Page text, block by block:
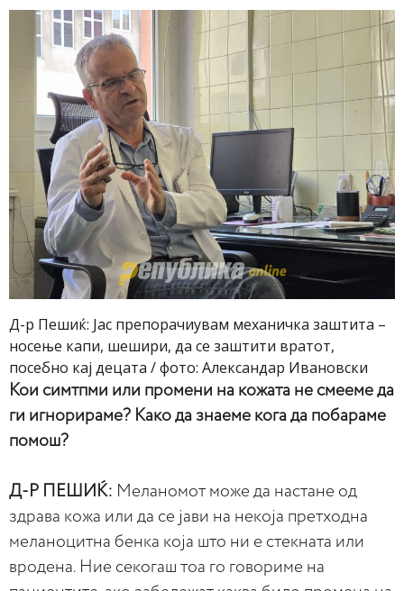
Д-р Пешиќ: Јас препорачиувам механичка заштита –
носење капи, шешири, да се заштити вратот,
посебно кај децата / фото: Александар Ивановски
Кои симтпми или промени на кожата не смееме да
ги игнорираме? Како да знаеме кога да побараме
помош?
Д-Р ПЕШИЌ: Меланомот може да настане од
здрава кожа или да се јави на некоја претходна
меланоцитна бенка која што ни е стекната или
вродена. Ние секогаш тоа го говориме на